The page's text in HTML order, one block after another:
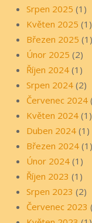
Srpen 2025 (1)
Květen 2025 (1)
Březen 2025 (1)
Únor 2025 (2)
Říjen 2024 (1)
Srpen 2024 (2)
Červenec 2024
Květen 2024 (1)
Duben 2024 (1)
Březen 2024 (1)
Únor 2024 (1)
Říjen 2023 (1)
Srpen 2023 (2)
Červenec 2023